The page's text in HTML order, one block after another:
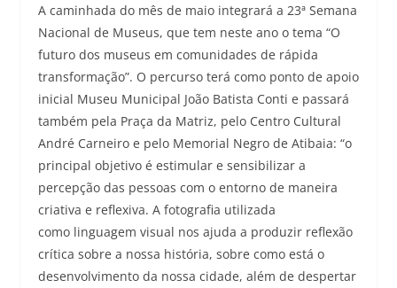
A caminhada do mês de maio integrará a 23ª Semana
Nacional de Museus, que tem neste ano o tema “O
futuro dos museus em comunidades de rápida
transformação”. O percurso terá como ponto de apoio
inicial Museu Municipal João Batista Conti e passará
também pela Praça da Matriz, pelo Centro Cultural
André Carneiro e pelo Memorial Negro de Atibaia: “o
principal objetivo é estimular e sensibilizar a
percepção das pessoas com o entorno de maneira
criativa e reflexiva. A fotografia utilizada
como linguagem visual nos ajuda a produzir reflexão
crítica sobre a nossa história, sobre como está o
desenvolvimento da nossa cidade, além de despertar